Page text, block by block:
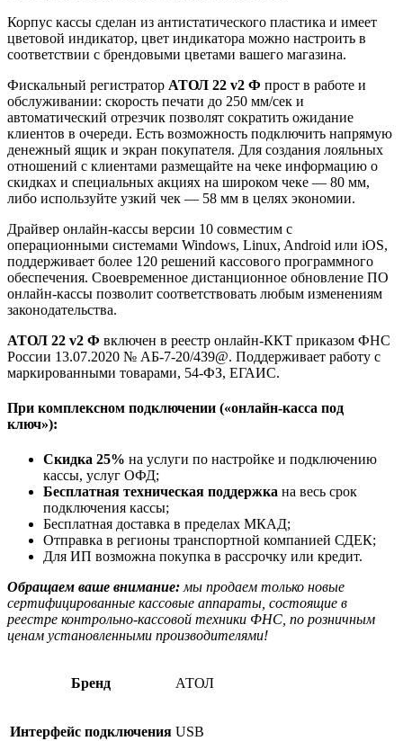
Корпус кассы сделан из антистатического пластика и имеет
цветовой индикатор, цвет индикатора можно настроить в
соответствии с брендовыми цветами вашего магазина.
Фискальный регистратор АТОЛ 22 v2 Ф прост в работе и
обслуживании: скорость печати до 250 мм/сек и
автоматический отрезчик позволят сократить ожидание
клиентов в очереди. Есть возможность подключить напрямую
денежный ящик и экран покупателя. Для создания лояльных
отношений с клиентами размещайте на чеке информацию о
скидках и специальных акциях на широком чеке — 80 мм,
либо используйте узкий чек — 58 мм в целях экономии.
Драйвер онлайн-кассы версии 10 совместим с
операционными системами Windows, Linux, Android или iOS,
поддерживает более 120 решений кассового программного
обеспечения. Своевременное дистанционное обновление ПО
онлайн-кассы позволит соответствовать любым изменениям
законодательства.
АТОЛ 22 v2 Ф включен в реестр онлайн-ККТ приказом ФНС
России 13.07.2020 № АБ-7-20/439@. Поддерживает работу с
маркированными товарами, 54-ФЗ, ЕГАИС.
При комплексном подключении («онлайн-касса под
ключ»):
Скидка 25% на услуги по настройке и подключению
кассы, услуг ОФД;
Бесплатная техническая поддержка на весь срок
подключения кассы;
Бесплатная доставка в пределах МКАД;
Отправка в регионы транспортной компанией СДЕК;
Для ИП возможна покупка в рассрочку или кредит.
Обращаем ваше внимание: мы продаем только новые
сертифицированные кассовые аппараты, состоящие в
реестре контрольно-кассовой техники ФНС, по розничным
ценам установленными производителями!
Бренд АТОЛ
Интерфейс подключения USB